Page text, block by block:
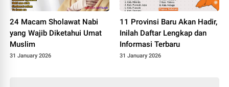
24 Macam Sholawat Nabi
yang Wajib Diketahui Umat
Muslim
31 January 2026
11 Provinsi Baru Akan Hadir,
Inilah Daftar Lengkap dan
Informasi Terbaru
31 January 2026